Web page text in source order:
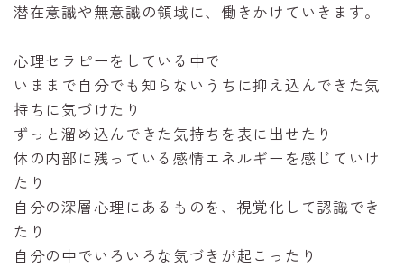
潜在意識や無意識の領域に、働きかけていきます。
心理セラピーをしている中で
いままで自分でも知らないうちに抑え込んできた気
持ちに気づけたり
ずっと溜め込んできた気持ちを表に出せたり
体の内部に残っている感情エネルギーを感じていけ
たり
自分の深層心理にあるものを、視覚化して認識でき
たり
自分の中でいろいろな気づきが起こったり